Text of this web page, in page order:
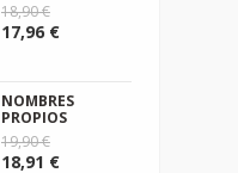
18,90 €
17,96 €
NOMBRES
PROPIOS
19,90 €
18,91 €